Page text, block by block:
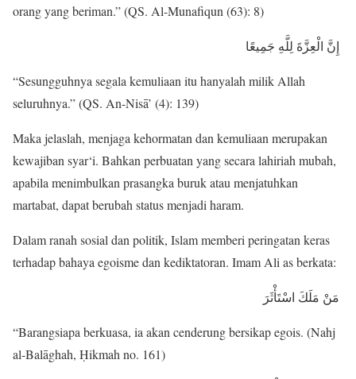
orang yang beriman.” (QS. Al-Munafiqun (63): 8)
“Sesungguhnya segala kemuliaan itu hanyalah milik Allah
seluruhnya.” (QS. An-Nisā’ (4): 139)
Maka jelaslah, menjaga kehormatan dan kemuliaan merupakan
kewajiban syar‘i. Bahkan perbuatan yang secara lahiriah mubah,
apabila menimbulkan prasangka buruk atau menjatuhkan
martabat, dapat berubah status menjadi haram.
Dalam ranah sosial dan politik, Islam memberi peringatan keras
terhadap bahaya egoisme dan kediktatoran. Imam Ali as berkata:
“Barangsiapa berkuasa, ia akan cenderung bersikap egois. (Nahj
al-Balāghah, Ḥikmah no. 161)